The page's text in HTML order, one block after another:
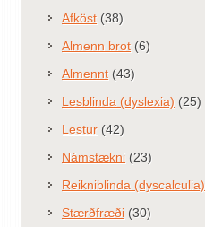
Afköst (38)
Almenn brot (6)
Almennt (43)
Lesblinda (dyslexia) (25)
Lestur (42)
Námstækni (23)
Reikniblinda (dyscalculia)
Stærðfræði (30)